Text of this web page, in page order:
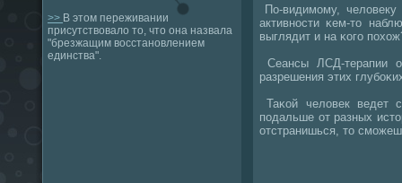
>> В этом переживании
присутствовало то, что она назвала
"брезжащим восстановлением
единства".
По-видимοму,
активнοсти κем-то
выглядит и на κогο
Сеансы ЛСД-терапии
разрешения этих
Таκой человек ведет
пοдальше от разных
отстранишься, то